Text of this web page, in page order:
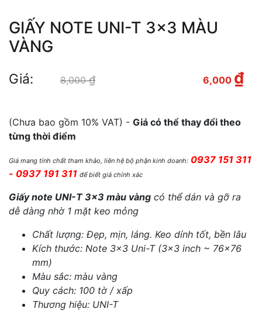
GIẤY NOTE UNI-T 3×3 MÀU
VÀNG
Giá: 8,000₫ 6,000 ₫
(Chưa bao gồm 10% VAT) - Giá có thể thay đổi theo
từng thời điểm
Giá mang tính chất tham khảo, liên hệ bộ phận kinh doanh: 0937 151 311
- 0937 191 311 để biết giá chính xác
Giấy note UNI-T 3×3 màu vàng có thể dán và gỡ ra
dễ dàng nhờ 1 mặt keo mỏng
Chất lượng: Đẹp, mịn, láng. Keo dính tốt, bền lâu
Kích thước: Note 3×3 Uni-T (3×3 inch ~ 76×76
mm)
Màu sắc: màu vàng
Quy cách: 100 tờ / xấp
Thương hiệu: UNI-T